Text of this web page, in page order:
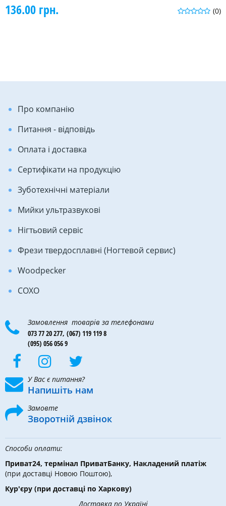
(0)
136.00 грн.
Про компанію
Питання - відповідь
Оплата і доставка
Сертифікати на продукцію
Зуботехнічні матеріали
Мийки ультразвукові
Нігтьовий сервіс
Фрези твердосплавні (Ногтевой сервис)
Woodpecker
COXO
Замовлення товарів за телефонами
073 77 20 277, (067) 119 119 8
(095) 056 056 9
У Вас є питання?
Напишіть нам
Замовте
Зворотній дзвінок
Способи оплати:
Приват24, термінал ПриватБанку, Накладений платіж
(при доставці Новою Поштою),
Кур'єру (при доставці по Харкову)
Доставка по Україні